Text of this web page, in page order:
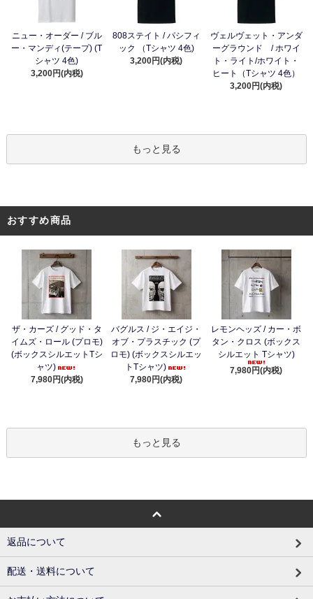
ニュー・オーダー / ブル
ー・マンディ(テープ) (T
シャツ 4色)
3,200円(内税)
808ステイト / パシフィ
ック （Tシャツ 4色)
3,200円(内税)
ヴェルヴェット・アンダ
ーグラウンド / ホワイ
ト・ライト/ホワイト・
ヒート（Tシャツ 4色）
3,200円(内税)
もっと見る
おすすめ商品
ザ・カーズ / グッド・タ
イムズ・ロール (プロモ)
(ボックスシルエットTシ
ャツ)
7,980円(内税)
バグルス / ジ・エイジ・
オブ・プラスチック (プ
ロモ) (ボックスシルエッ
トTシャツ)
7,980円(内税)
レモンヘッズ / カー・ボ
タン・クロス (ボックス
シルエット Tシャツ)
7,980円(内税)
もっと見る
返品について
配送・送料について